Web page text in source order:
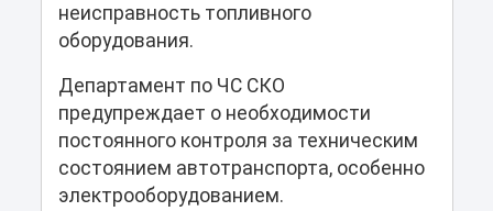
неисправность топливного
оборудования.
Департамент по ЧС СКО
предупреждает о необходимости
постоянного контроля за техническим
состоянием автотранспорта, особенно
электрооборудованием.